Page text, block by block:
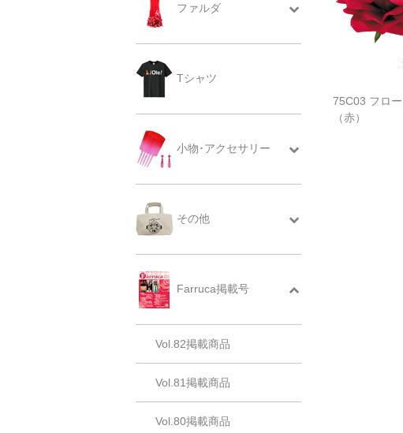
75C03 フロ
（赤）
ファルダ
Tシャツ
小物･アクセサリー
その他
Farruca掲載号
Vol.82掲載商品
Vol.81掲載商品
Vol.80掲載商品